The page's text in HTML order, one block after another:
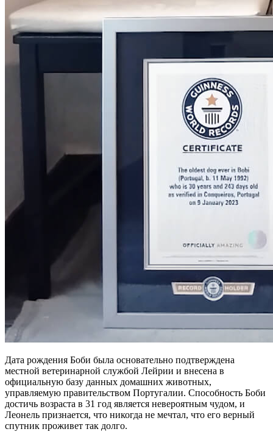
Дата рождения Боби была основательно подтверждена
местной ветеринарной службой Лейрии и внесена в
официальную базу данных домашних животных,
управляемую правительством Португалии. Способность Боби
достичь возраста в 31 год является невероятным чудом, и
Леонель признается, что никогда не мечтал, что его верный
спутник проживет так долго.